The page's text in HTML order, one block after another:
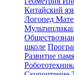
Китайский
Логопед
школе
Развитие